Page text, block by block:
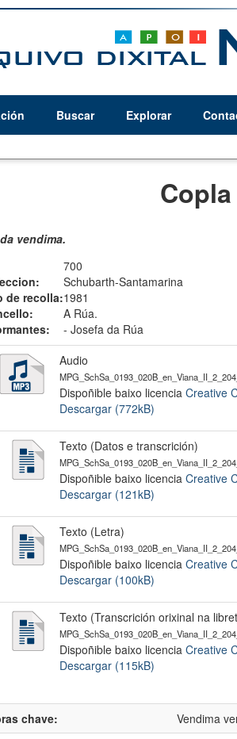
Buscar Explorar
vendima.
700
Schubarth-Santamarina
de recolla:1981
A Rúa.
- Josefa da Rúa
Audio
Dispoñible baixo licencia Creative
Descargar (772kB)
Texto (Datos e transcrición)
Dispoñible baixo licencia Creative
Descargar (121kB)
Texto (Letra)
Dispoñible baixo licencia Creative
Descargar (100kB)
Texto (Transcrición orixinal na
Dispoñible baixo licencia Creative
Descargar (115kB)
chave:
Vendima